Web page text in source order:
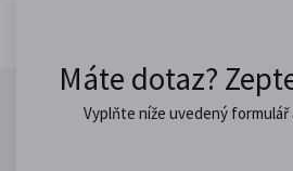
Máte dotaz?
Vyplňte níže uvedený formulář